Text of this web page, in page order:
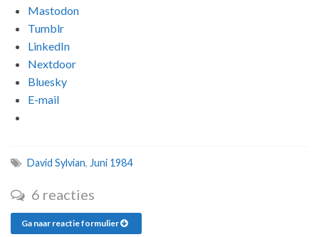
Mastodon
Tumblr
LinkedIn
Nextdoor
Bluesky
E-mail
David Sylvian, Juni 1984
6 reacties
Ga naar reactie formulier